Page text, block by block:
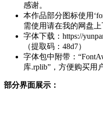
感谢。
本作品部分图标使用
需使用请在我的网盘上
字体下载：https://
（提取码：48d7）
字体包中附带：
库.rplib”，方便购买用
部分界面展示：